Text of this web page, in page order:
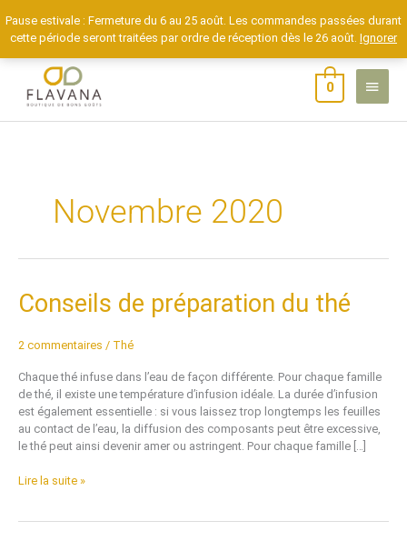
Pause estivale : Fermeture du 6 au 25 août. Les commandes passées durant
cette période seront traitées par ordre de réception dès le 26 août. Ignorer
au
contenu
MENU
0
Novembre 2020
Conseils de préparation du thé
2 commentaires / Thé
Chaque thé infuse dans l’eau de façon différente. Pour chaque famille
de thé, il existe une température d’infusion idéale. La durée d’infusion
est également essentielle : si vous laissez trop longtemps les feuilles
au contact de l’eau, la diffusion des composants peut être excessive,
le thé peut ainsi devenir amer ou astringent. Pour chaque famille […]
Conseils
de
du
Lire la suite »